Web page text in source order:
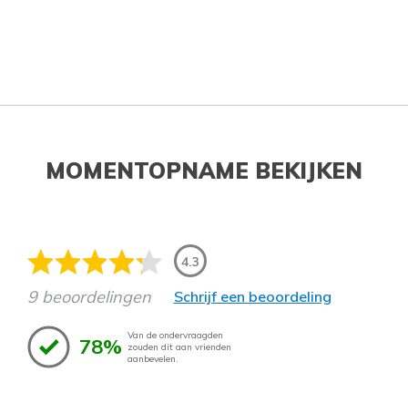
MOMENTOPNAME BEKIJKEN
4.3
9 beoordelingen Schrijf een beoordeling
78% Van de ondervraagden
zouden dit aan vrienden
aanbevelen.